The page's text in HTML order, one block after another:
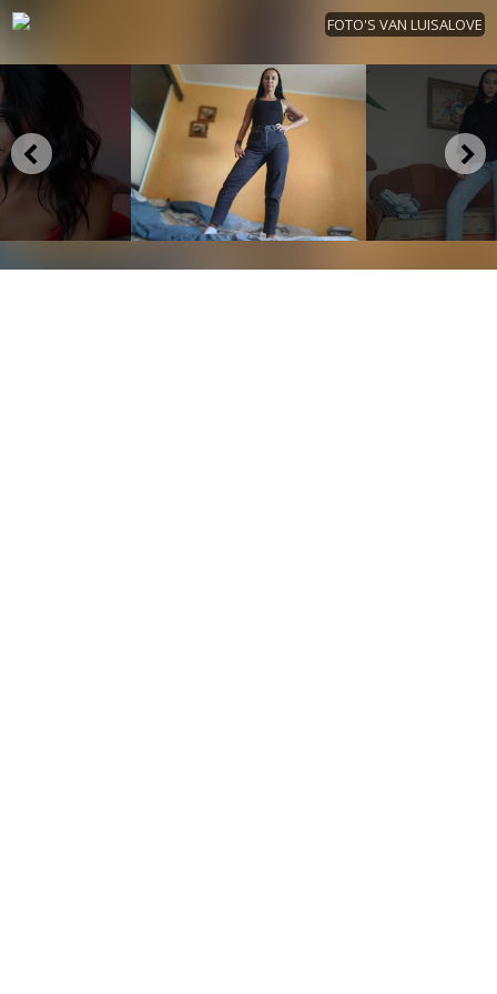
FOTO'S VAN LUISALOVE